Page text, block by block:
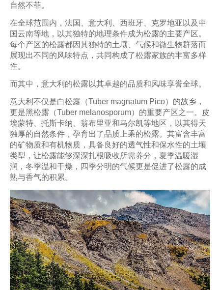
自然不菲。
在全球范围内，法国、意大利、西班牙、克罗地亚以及中
国云南等地，以其独特的地理条件成为松露的主要产区。
每个产区的松露都因其独特的土壤、气候和微生物群落而
展现出不同的风味特点，共同构成了松露家族的丰富多样
性。
而其中，意大利的松露以其卓越的品质和风味享誉全球。
意大利不仅是白松露（Tuber magnatum Pico）的故乡，
更是黑松露（Tuber melanosporum）的重要产区之一。皮
埃蒙特、托斯卡纳、翁布里亚和马尔凯等地区，以其得天
独厚的自然条件，孕育出了品质上乘的松露。其富含丰富
的矿物质和有机物质，具备良好的透气性和保水性的土壤
类型，让松露能够深深扎根吸收所需养分，夏季温暖湿
润，冬季温和干燥，四季分明的气候更是促进了松露的成
熟与香气的积累。